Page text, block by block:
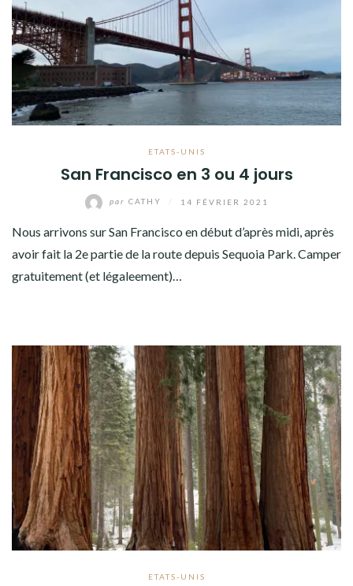
ETATS-UNIS
San Francisco en 3 ou 4 jours
par CATHY 14 FÉVRIER 2021
Nous arrivons sur San Francisco en début d’après midi, après
avoir fait la 2e partie de la route depuis Sequoia Park. Camper
gratuitement (et légaleement)…
ETATS-UNIS